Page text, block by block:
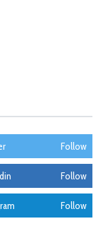
Follow
Follow
Follow